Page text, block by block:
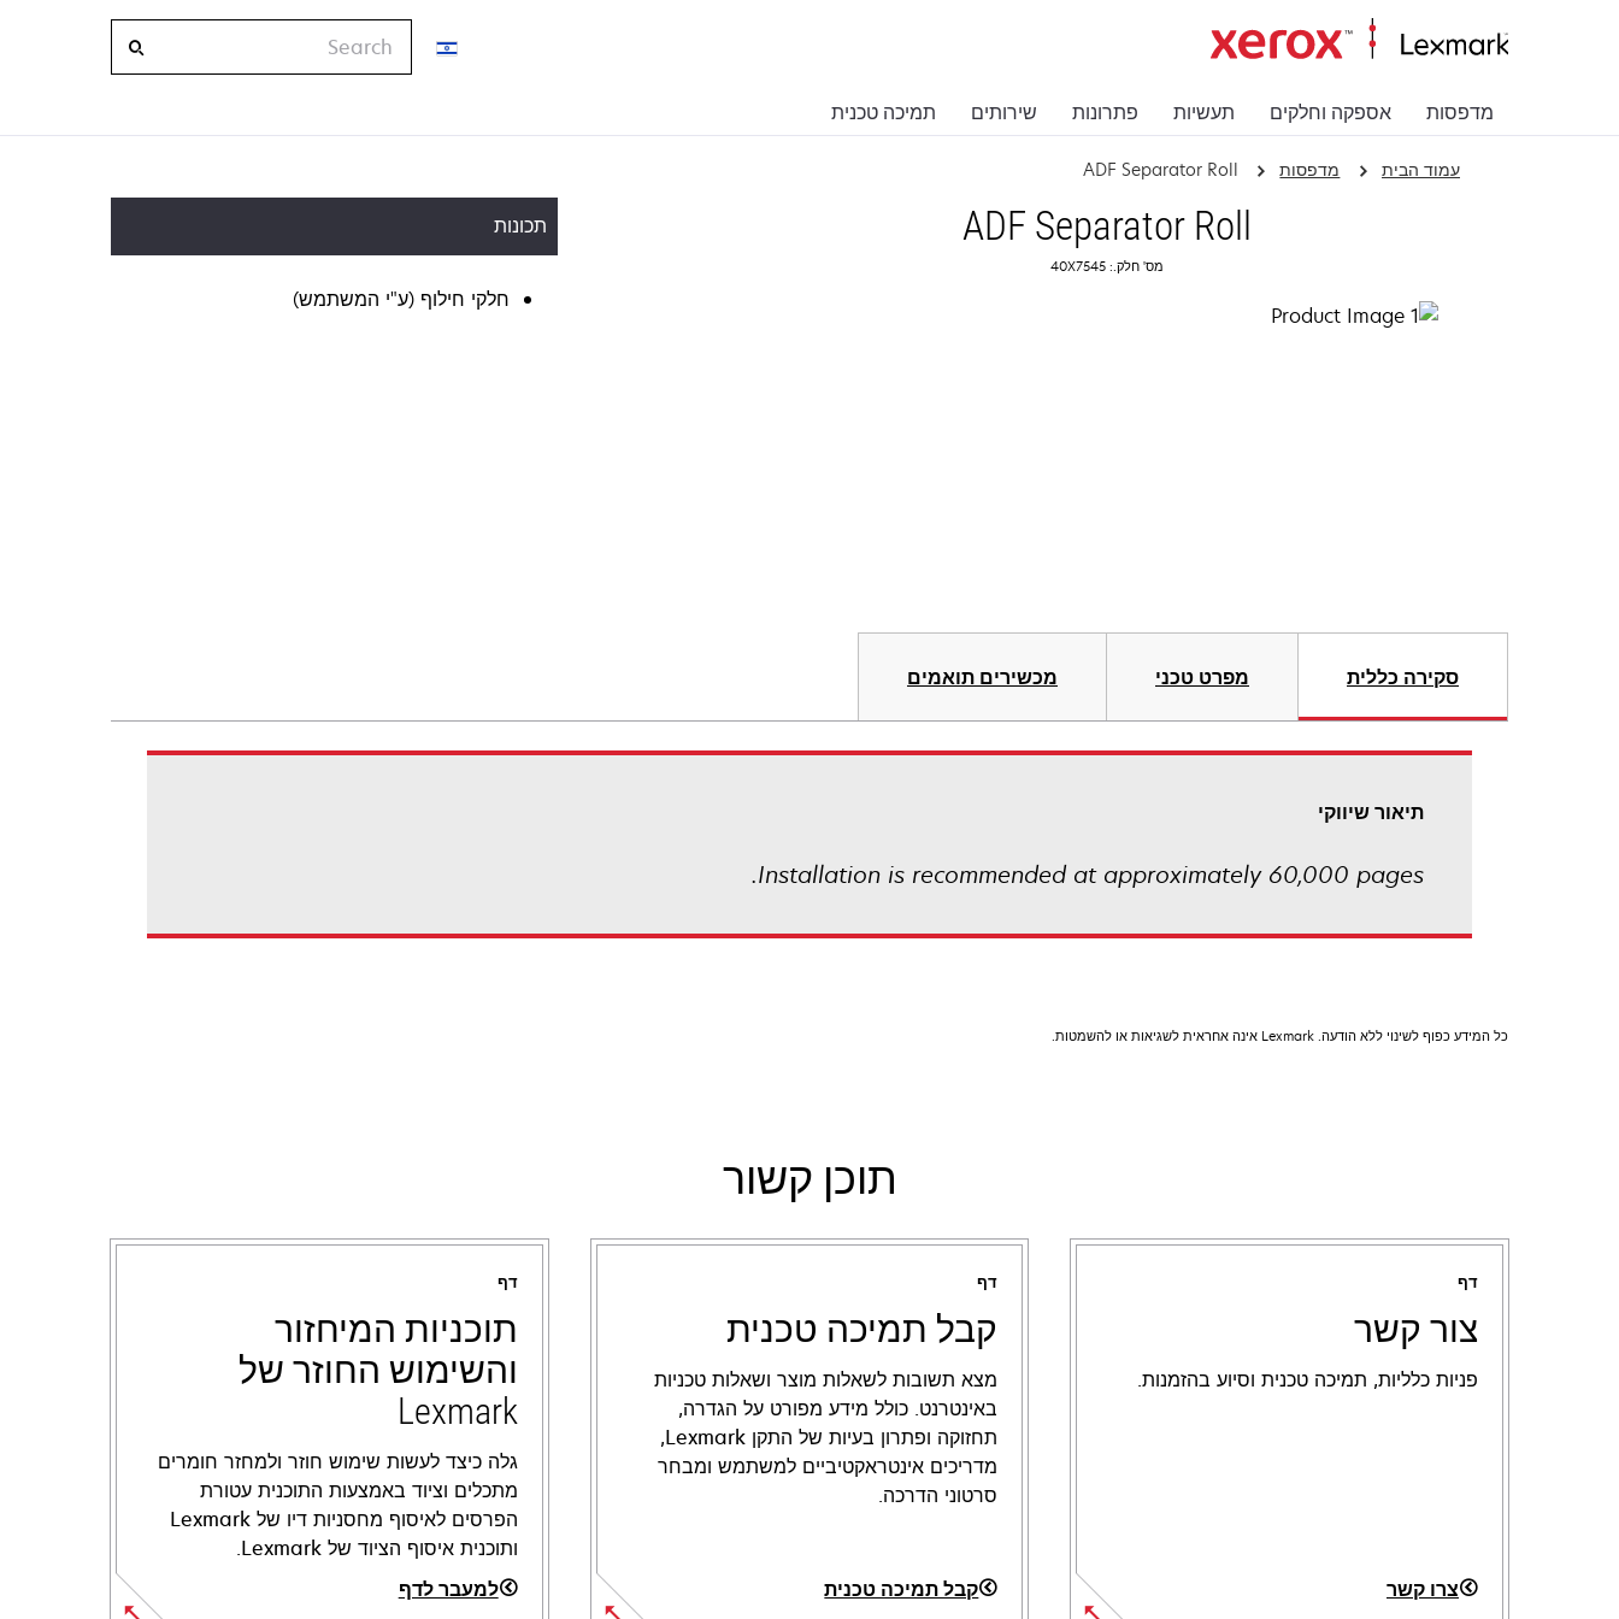
מדפסות אספקה וחלקים תעשיות פתרונות שירותים תמיכה טכנית
Search
עמוד הבית מדפסות ADF Separator Roll
ADF Separator Roll
מס' חלק.: 40X7545
תכונות
חלקי חילוף (ע"י המשתמש)
סקירה כללית מפרט טכני מכשירים תואמים
תיאור שיווקי
Installation is recommended at approximately 60,000 pages.
כל המידע כפוף לשינוי ללא הודעה. Lexmark אינה אחראית לשגיאות או להשמטות.
תוכן קשור
דף
צור קשר
פניות כלליות, תמיכה טכנית וסיוע בהזמנות.
צרו קשר
דף
קבל תמיכה טכנית
מצא תשובות לשאלות מוצר ושאלות טכניות
באינטרנט. כולל מידע מפורט על הגדרה,
תחזוקה ופתרון בעיות של התקן Lexmark,
מדריכים אינטראקטיביים למשתמש ומבחר
סרטוני הדרכה.
קבל תמיכה טכנית
דף
תוכניות המיחזור
והשימוש החוזר של
Lexmark
גלה כיצד לעשות שימוש חוזר ולמחזר חומרים
מתכלים וציוד באמצעות התוכנית עטורת
הפרסים לאיסוף מחסניות דיו של Lexmark
ותוכנית איסוף הציוד של Lexmark.
למעבר לדף